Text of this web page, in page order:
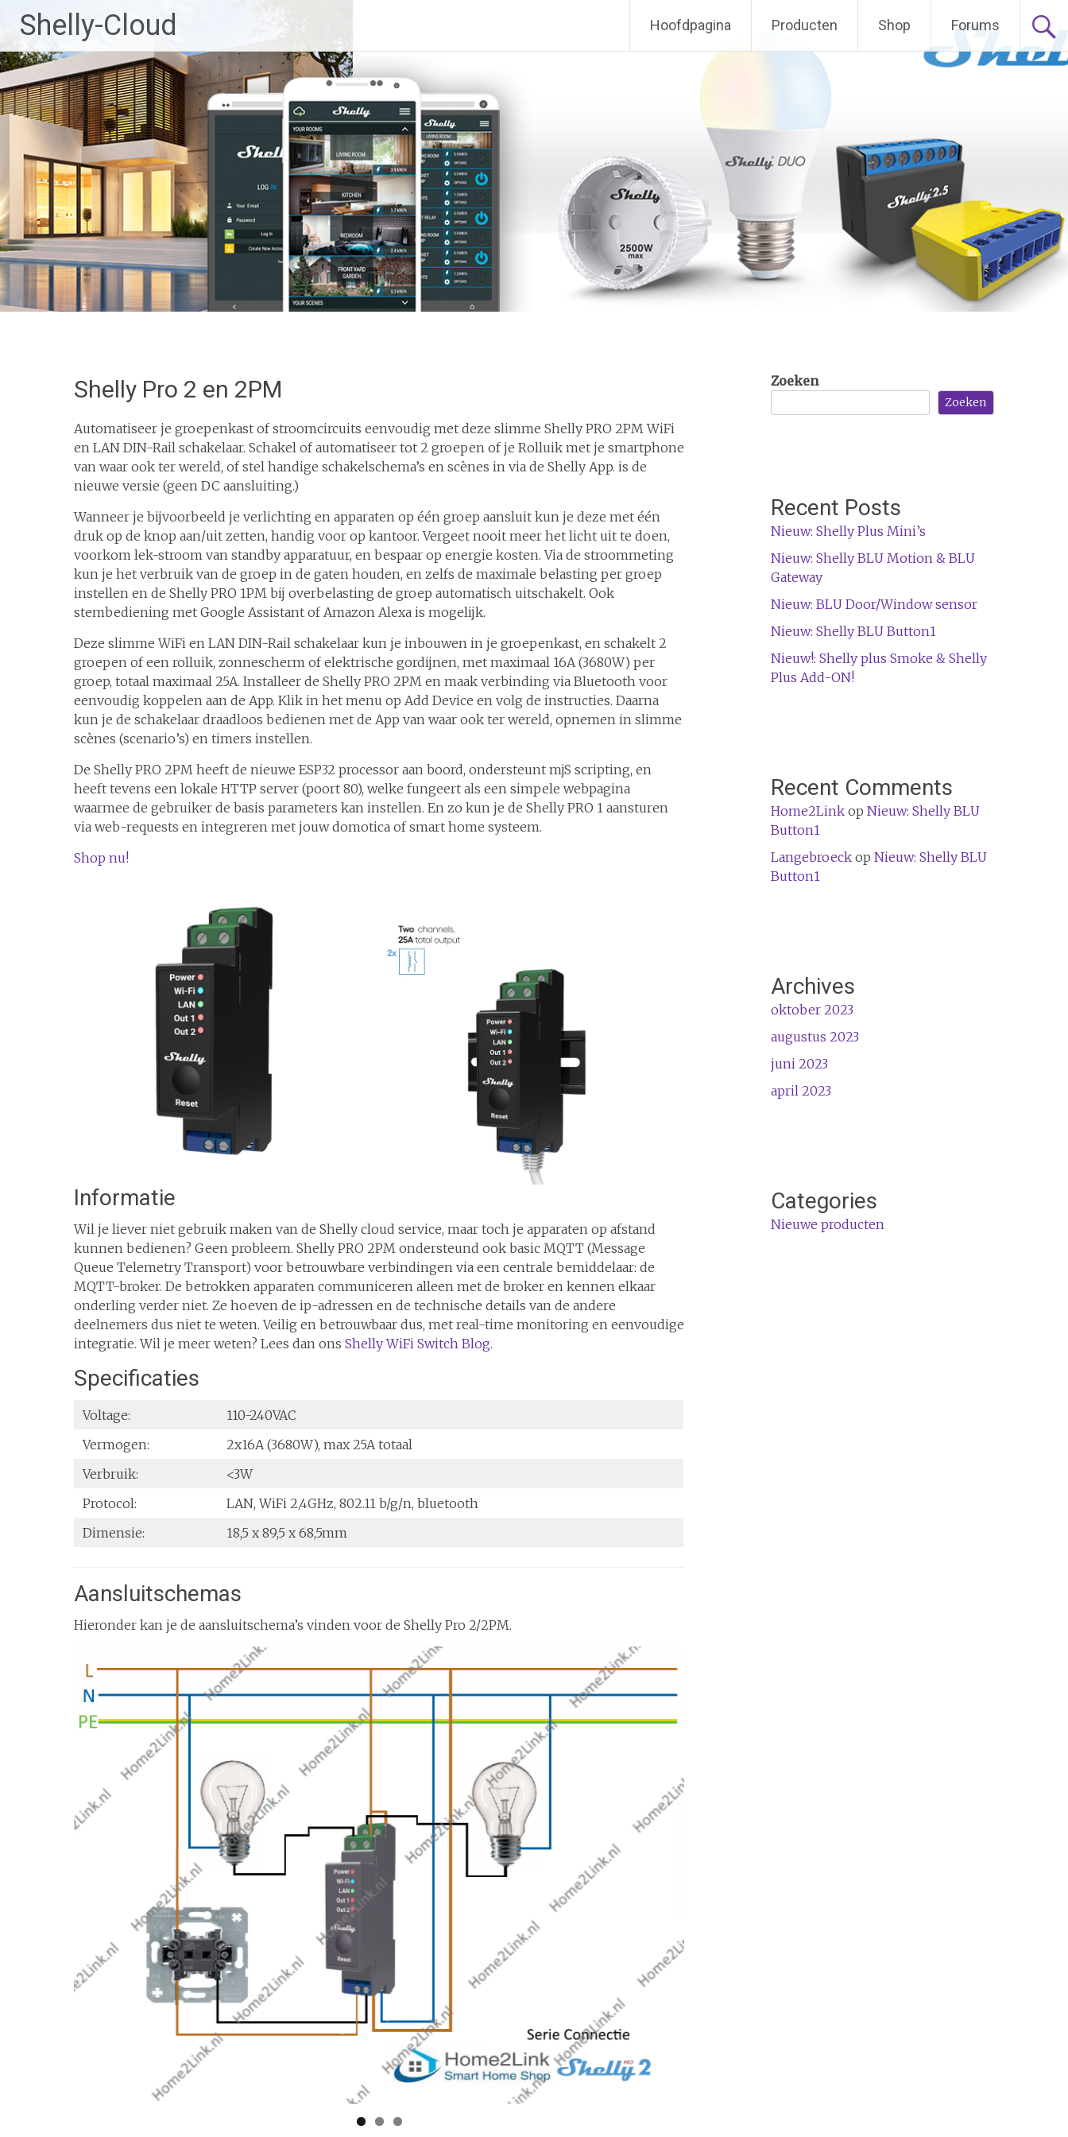
naar
de
inhoud
Shelly-Cloud Hoofdpagina Producten Shop Forums
Shelly Pro 2 en 2PM
Automatiseer je groepenkast of stroomcircuits eenvoudig met deze slimme Shelly PRO 2PM WiFi
en LAN DIN-Rail schakelaar. Schakel of automatiseer tot 2 groepen of je Rolluik met je smartphone
van waar ook ter wereld, of stel handige schakelschema’s en scènes in via de Shelly App. is de
nieuwe versie (geen DC aansluiting.)
Wanneer je bijvoorbeeld je verlichting en apparaten op één groep aansluit kun je deze met één
druk op de knop aan/uit zetten, handig voor op kantoor. Vergeet nooit meer het licht uit te doen,
voorkom lek-stroom van standby apparatuur, en bespaar op energie kosten. Via de stroommeting
kun je het verbruik van de groep in de gaten houden, en zelfs de maximale belasting per groep
instellen en de Shelly PRO 1PM bij overbelasting de groep automatisch uitschakelt. Ook
stembediening met Google Assistant of Amazon Alexa is mogelijk.
Deze slimme WiFi en LAN DIN-Rail schakelaar kun je inbouwen in je groepenkast, en schakelt 2
groepen of een rolluik, zonnescherm of elektrische gordijnen, met maximaal 16A (3680W) per
groep, totaal maximaal 25A. Installeer de Shelly PRO 2PM en maak verbinding via Bluetooth voor
eenvoudig koppelen aan de App. Klik in het menu op Add Device en volg de instructies. Daarna
kun je de schakelaar draadloos bedienen met de App van waar ook ter wereld, opnemen in slimme
scènes (scenario’s) en timers instellen.
De Shelly PRO 2PM heeft de nieuwe ESP32 processor aan boord, ondersteunt mjS scripting, en
heeft tevens een lokale HTTP server (poort 80), welke fungeert als een simpele webpagina
waarmee de gebruiker de basis parameters kan instellen. En zo kun je de Shelly PRO 1 aansturen
via web-requests en integreren met jouw domotica of smart home systeem.
Shop nu!
Informatie
Wil je liever niet gebruik maken van de Shelly cloud service, maar toch je apparaten op afstand
kunnen bedienen? Geen probleem. Shelly PRO 2PM ondersteund ook basic MQTT (Message
Queue Telemetry Transport) voor betrouwbare verbindingen via een centrale bemiddelaar: de
MQTT-broker. De betrokken apparaten communiceren alleen met de broker en kennen elkaar
onderling verder niet. Ze hoeven de ip-adressen en de technische details van de andere
deelnemers dus niet te weten. Veilig en betrouwbaar dus, met real-time monitoring en eenvoudige
integratie. Wil je meer weten? Lees dan ons Shelly WiFi Switch Blog.
Specificaties
Voltage:
110-240VAC
Vermogen:
2x16A (3680W), max 25A totaal
Verbruik:
<3W
Protocol:
LAN, WiFi 2,4GHz, 802.11 b/g/n, bluetooth
Dimensie:
18,5 x 89,5 x 68,5mm
Aansluitschemas
Hieronder kan je de aansluitschema’s vinden voor de Shelly Pro 2/2PM.
Zoeken
Zoeken
Recent Posts
Nieuw: Shelly Plus Mini’s
Nieuw: Shelly BLU Motion & BLU
Gateway
Nieuw: BLU Door/Window sensor
Nieuw: Shelly BLU Button1
Nieuw!: Shelly plus Smoke & Shelly
Plus Add-ON!
Recent Comments
Home2Linkop Nieuw: Shelly BLU
Button1
Langebroeckop Nieuw: Shelly BLU
Button1
Archives
oktober 2023
augustus 2023
juni 2023
april 2023
Categories
Nieuwe producten